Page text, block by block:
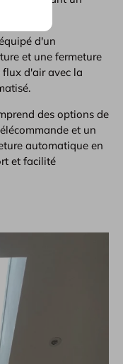
d'un
et une fermeture
d'air avec la
des options de
et un
automatique en
et facilité